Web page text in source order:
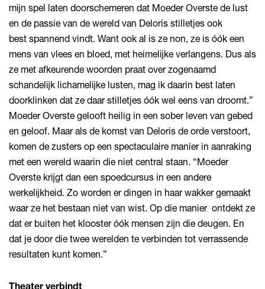
mijn spel laten doorschemeren dat Moeder Overste de lust
en de passie van de wereld van Deloris stilletjes ook
best spannend vindt. Want ook al is ze non, ze is óók een
mens van vlees en bloed, met heimelijke verlangens. Dus als
ze met afkeurende woorden praat over zogenaamd
schandelijk lichamelijke lusten, mag ik daarin best laten
doorklinken dat ze daar stilletjes óók wel eens van droomt.”
Moeder Overste gelooft heilig in een sober leven van gebed
en geloof. Maar als de komst van Deloris de orde verstoort,
komen de zusters op een spectaculaire manier in aanraking
met een wereld waarin die niet central staan. “Moeder
Overste krijgt dan een spoedcursus in een andere
werkelijkheid. Zo worden er dingen in haar wakker gemaakt
waar ze het bestaan niet van wist. Op die manier ontdekt ze
dat er buiten het klooster óók mensen zijn die deugen. En
dat je door die twee werelden te verbinden tot verrassende
resultaten kunt komen.”
Theater verbindt